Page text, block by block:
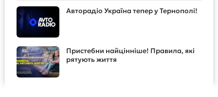
Авторадіо Україна тепер у Тернополі!
Пристебни найцінніше! Правила, які
рятують життя